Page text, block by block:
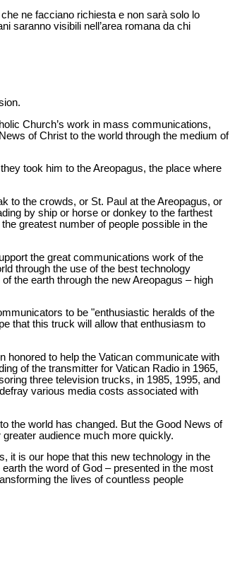
ne facciano richiesta e non sarà solo lo
saranno visibili nell’area romana da chi
Church’s work in mass communications,
of Christ to the world through the medium of
took him to the Areopagus, the place where
to the crowds, or St. Paul at the Areopagus, or
by ship or horse or donkey to the farthest
greatest number of people possible in the
the great communications work of the
through the use of the best technology
the earth through the new Areopagus – high
to be "enthusiastic heralds of the
that this truck will allow that enthusiasm to
honored to help the Vatican communicate with
of the transmitter for Vatican Radio in 1965,
three television trucks, in 1985, 1995, and
various media costs associated with
the world has changed. But the Good News of
audience much more quickly.
it is our hope that this new technology in the
the word of God – presented in the most
the lives of countless people